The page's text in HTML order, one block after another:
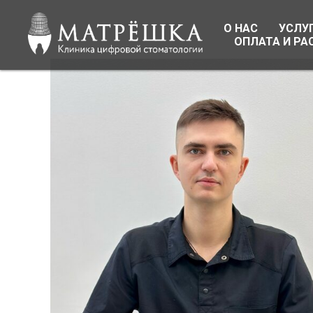
О НАС
ОПЛАТА И